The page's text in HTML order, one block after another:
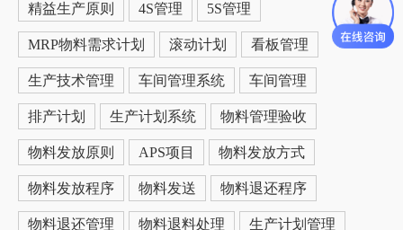
精益生产原则 4S管理 5S管理
MRP物料需求计划 滚动计划 看板管理
生产技术管理 车间管理系统 车间管理
排产计划 生产计划系统 物料管理验收
物料发放原则 APS项目 物料发放方式
物料发放程序 物料发送 物料退还程序
物料退还管理 物料退料处理 生产计划管理